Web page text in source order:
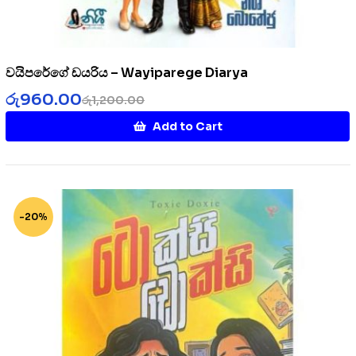
වයිපරේගේ ඩයරිය – Wayiparege Diarya
රු1,200.00
රු960.00
Add to Cart
-20%